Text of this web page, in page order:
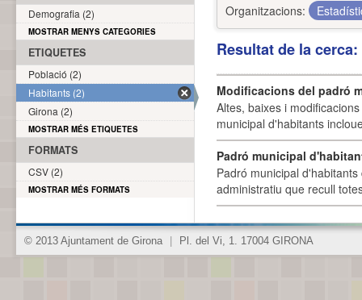
Organitzacions:
Resultat de la
Modificacions del padró
Altes, baixes i
municipal d'habitants
Padró municipal
Padró municipal
administratiu que recull
Demografia (2)
MOSTRAR MENYS CATEGORIES
ETIQUETES
Població (2)
Habitants (2)
Girona (2)
MOSTRAR MÉS ETIQUETES
FORMATS
CSV (2)
MOSTRAR MÉS FORMATS
© 2013 Ajuntament de Girona Pl. del Vi, 1. 17004 GIRONA